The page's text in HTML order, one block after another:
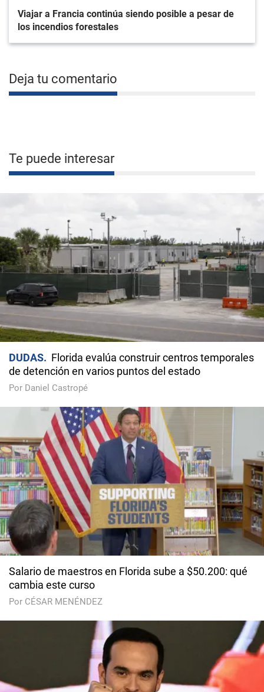
Viajar a Francia continúa siendo posible a pesar de
los incendios forestales
Deja tu comentario
Te puede interesar
DUDAS
Florida evalúa construir centros temporales
de detención en varios puntos del estado
Por Daniel Castropé
Salario de maestros en Florida sube a $50.200: qué
cambia este curso
Por CÉSAR MENÉNDEZ